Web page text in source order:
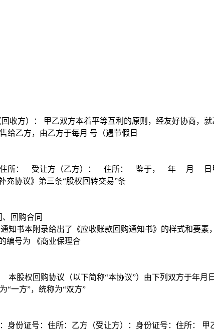
收方）： 甲乙双方本着平等互利的原则，经友好协商，
给乙方，由乙方于每月 号（遇节假日
所： 受让方（乙方）： 住所： 鉴于， 年 月 日甲、
协议》第三条“股权回转交易”条
、回购合同
知书本附录给出了《应收账款回购通知书》的样式和要
编号为 《商业保理合
本股权回购协议（以下简称“本协议”）由下列双方于
一方”，统称为“双方”
身份证号：住所：乙方（受让方）：身份证号：住所：